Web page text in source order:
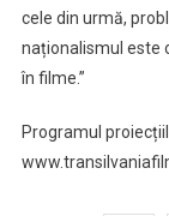
cele din urmă,
naționalismul este
în filme.”
Programul